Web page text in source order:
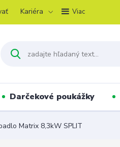
Kariéra Viac
Darčekové poukážky
Matrix 8,3kW SPLIT